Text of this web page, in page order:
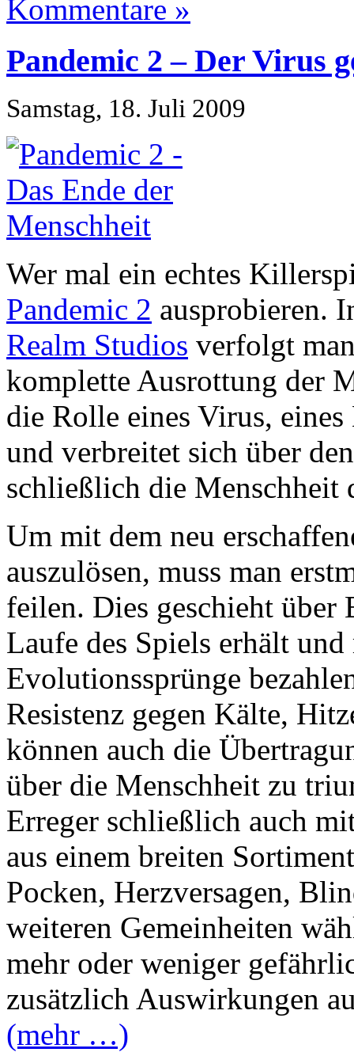
Kommentare »
Pandemic 2 – Der Virus
Samstag, 18. Juli 2009
Wer mal ein echtes
Pandemic 2 ausprobieren.
Realm Studios verfolgt
komplette Ausrottung der
die Rolle eines Virus,
und verbreitet sich über
schließlich die Menschheit
Um mit dem neu
auszulösen, muss man
feilen. Dies geschieht
Laufe des Spiels erhält
Evolutionssprünge
Resistenz gegen Kälte,
können auch die
über die Menschheit zu
Erreger schließlich auch
aus einem breiten
Pocken, Herzversagen,
weiteren Gemeinheiten
mehr oder weniger
zusätzlich Auswirkungen
(mehr …)